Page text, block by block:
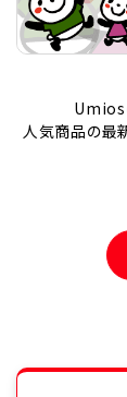
Umios
人気商品の最